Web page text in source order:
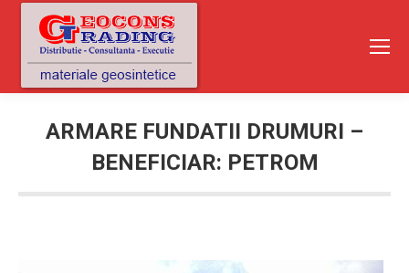
ARMARE FUNDATII DRUMURI –
BENEFICIAR: PETROM